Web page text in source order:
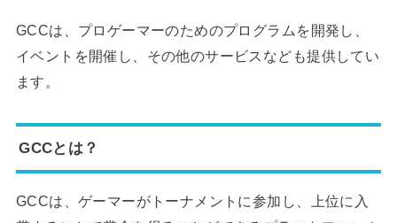
GCCは、プロゲーマーのためのプログラムを開発し、
イベントを開催し、その他のサービスなども提供してい
ます。
GCCとは？
GCCは、ゲーマーがトーナメントに参加し、上位に入